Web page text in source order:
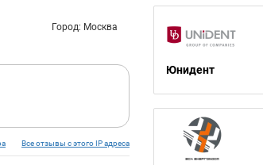
Юнидент
Город: Москва
Все отзывы с этого IP адреса